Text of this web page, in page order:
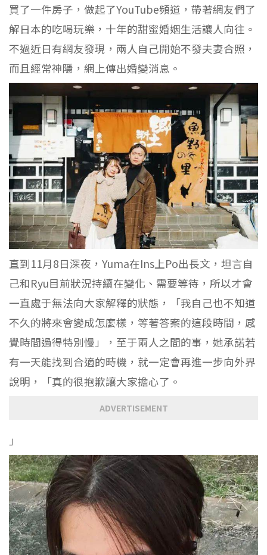
買了一件房子，做起了YouTube頻道，帶著網友們了
解日本的吃喝玩樂，十年的甜蜜婚姻生活讓人向往。
不過近日有網友發現，兩人自己開始不發夫妻合照，
而且經常神隱，網上傳出婚變消息。
直到11月8日深夜，Yuma在Ins上Po出長文，坦言自
己和Ryu目前狀況持續在變化、需要等待，所以才會
一直處于無法向大家解釋的狀態，「我自己也不知道
不久的將來會變成怎麼樣，等著答案的這段時間，感
覺時間過得特別慢」，至于兩人之間的事，她承諾若
有一天能找到合適的時機，就一定會再進一步向外界
說明，「真的很抱歉讓大家擔心了。
ADVERTISEMENT
」